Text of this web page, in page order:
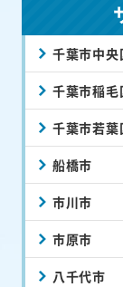
千葉市中央
千葉市稲毛
千葉市若葉
船橋市
市川市
市原市
八千代市